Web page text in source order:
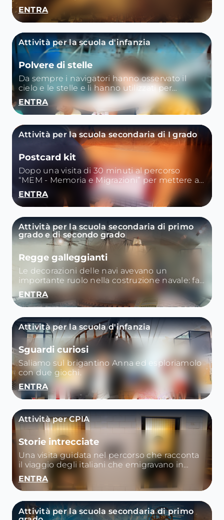
Colombo e i viaggi di esplorazione, le galee e
l’arsenale della Repubblica, le navi mercantili
del ‘700 e ‘800, il passaggio dalla navigazione
a vela a quella a vapore.
ENTRA
Attività per la scuola d'infanzia
Polvere di stelle
Da sempre i navigatori hanno osservato il
cielo e le stelle e li hanno utilizzati per
orientarsi.
ENTRA
Attività per la scuola secondaria di I grado
Postcard kit
Dopo una visita di 30 minuti al percorso
“MEM - Memoria e Migrazioni” per mettere a
fuoco l’emigrazione italiana di fine Ottocento,
analizziamo insieme foto e lettere dell’epoca.
ENTRA
Attività per la scuola secondaria di primo
grado e di secondo grado
Regge galleggianti
Le decorazioni delle navi avevano un
importante ruolo nella costruzione navale: far
paura ai nemici, essere di buon auspicio, o
rappresentare la ricchezza e la potenza
dell’armatore.
ENTRA
Attività per la scuola d'infanzia
Sguardi curiosi
Saliamo sul brigantino Anna ed esploriamolo
con due giochi.
ENTRA
Attività per CPIA
Storie intrecciate
Una visita guidata nel percorso che racconta
il viaggio degli italiani che emigravano in
America alla fine dell’800 e descrive poi l’Italia
oggi, paese anche di immigrazione.
ENTRA
Attività per la scuola secondaria di primo